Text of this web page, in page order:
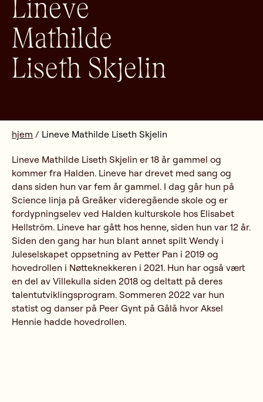
Lineve
Mathilde
Liseth Skjelin
hjem / Lineve Mathilde Liseth Skjelin
Lineve Mathilde Liseth Skjelin er 18 år gammel og
kommer fra Halden. Lineve har drevet med sang og
dans siden hun var fem år gammel. I dag går hun på
Science linja på Greåker videregående skole og er
fordypningselev ved Halden kulturskole hos Elisabet
Hellström. Lineve har gått hos henne, siden hun var 12 år.
Siden den gang har hun blant annet spilt Wendy i
Juleselskapet oppsetning av Petter Pan i 2019 og
hovedrollen i Nøtteknekkeren i 2021. Hun har også vært
en del av Villekulla siden 2018 og deltatt på deres
talentutviklingsprogram. Sommeren 2022 var hun
statist og danser på Peer Gynt på Gålå hvor Aksel
Hennie hadde hovedrollen.